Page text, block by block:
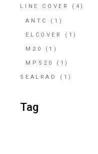
LINE COVER (4)
ANTC (1)
ELCOVER (1)
M20 (1)
MPS20 (1)
SEALRAD (1)
Tag